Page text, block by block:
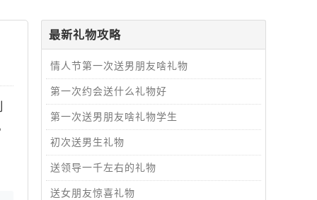
最新礼物攻略
情人节第一次送男朋友啥礼物
第一次约会送什么礼物好
第一次送男朋友啥礼物学生
初次送男生礼物
送领导一千左右的礼物
送女朋友惊喜礼物